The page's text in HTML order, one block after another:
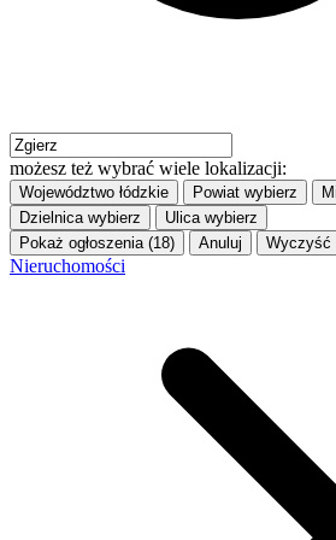
możesz też wybrać wiele lokalizacji:
Województwo łódzkie Powiat wybierz
Dzielnica wybierz Ulica wybierz
Pokaż ogłoszenia (18)
Anuluj Wyczyść
Nieruchomości